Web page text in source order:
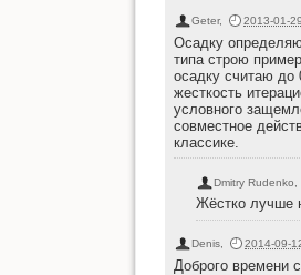
Geter, 2013-01-
Осадку
типа строю
осадку считаю до
жесткость
условного
совместное
классике.
Dmitry Rudenko
Жёстко лучше
Denis, 2014-09-
Доброго времени